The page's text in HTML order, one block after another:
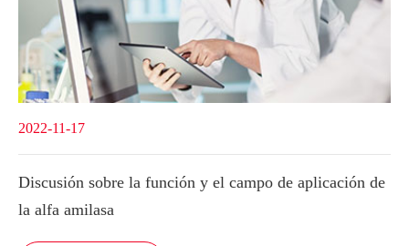
2022-11-17
Discusión sobre la función y el campo de aplicación de
la alfa amilasa